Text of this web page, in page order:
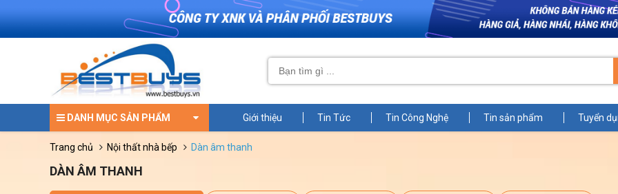
DANH MỤC SẢN PHẨM Giới thiệu Tin Tức Tin Công Nghệ Tin sản phẩm Tuyển
trang chủ nội thất nhà bếp dàn âm thanh
DÀN ÂM THANH